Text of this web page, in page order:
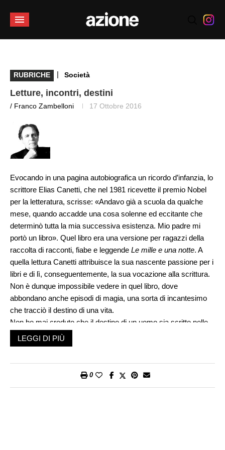
RUBRICHE | Società
Letture, incontri, destini
/ Franco Zambelloni 17 Ottobre 2016
Evocando in una pagina autobiografica un ricordo d’infanzia, lo
scrittore Elias Canetti, che nel 1981 ricevette il premio Nobel
per la letteratura, scrisse: «Andavo già a scuola da qualche
mese, quando accadde una cosa solenne ed eccitante che
determinò tutta la mia successiva esistenza. Mio padre mi
portò un libro». Quel libro era una versione per ragazzi della
raccolta di racconti, fiabe e leggende Le mille e una notte. A
quella lettura Canetti attribuisce la sua nascente passione per i
libri e di lì, conseguentemente, la sua vocazione alla scrittura.
Non è dunque impossibile vedere in quel libro, dove
abbondano anche episodi di magia, una sorta di incantesimo
che tracciò il destino di una vita.
Non ho mai creduto che il destino di un uomo sia scritto nelle
stelle, e tanto meno credo agli astrologi che affermano di
sapervi leggere. Sono però convinto che ogni esistenza
irrilevanti, che tracciano una sorta di percorso obbligato che
LEGGI DI PIÙ
0